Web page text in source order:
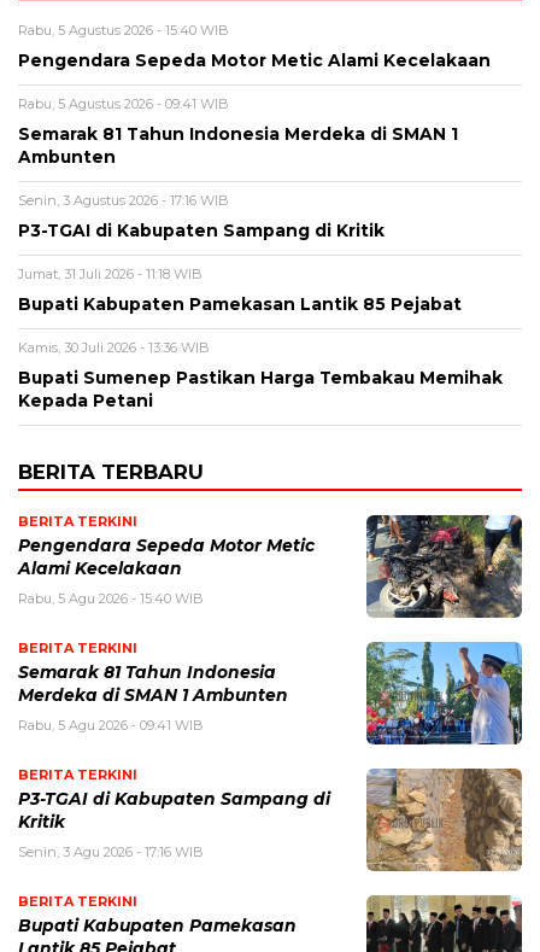
Rabu, 5 Agustus 2026 - 15:40 WIB
Pengendara Sepeda Motor Metic Alami Kecelakaan
Rabu, 5 Agustus 2026 - 09:41 WIB
Semarak 81 Tahun Indonesia Merdeka di SMAN 1
Ambunten
Senin, 3 Agustus 2026 - 17:16 WIB
P3-TGAI di Kabupaten Sampang di Kritik
Jumat, 31 Juli 2026 - 11:18 WIB
Bupati Kabupaten Pamekasan Lantik 85 Pejabat
Kamis, 30 Juli 2026 - 13:36 WIB
Bupati Sumenep Pastikan Harga Tembakau Memihak
Kepada Petani
BERITA TERBARU
BERITA TERKINI
Pengendara Sepeda Motor Metic
Alami Kecelakaan
Rabu, 5 Agu 2026 - 15:40 WIB
BERITA TERKINI
Semarak 81 Tahun Indonesia
Merdeka di SMAN 1 Ambunten
Rabu, 5 Agu 2026 - 09:41 WIB
BERITA TERKINI
P3-TGAI di Kabupaten Sampang di
Kritik
Senin, 3 Agu 2026 - 17:16 WIB
BERITA TERKINI
Bupati Kabupaten Pamekasan